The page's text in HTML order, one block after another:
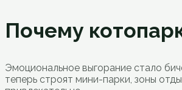
Почему
Эмоциональное выгорание стало
теперь строят мини-парки, зоны